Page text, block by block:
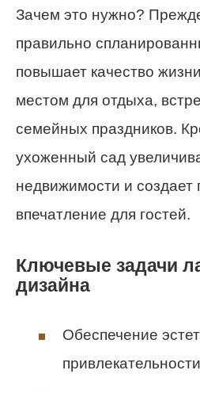
Зачем это нужно?
правильно
повышает качество
местом для отдыха,
семейных праздников.
ухоженный сад
недвижимости и создает
впечатление для гостей.
Ключевые задачи
дизайна
Обеспечение